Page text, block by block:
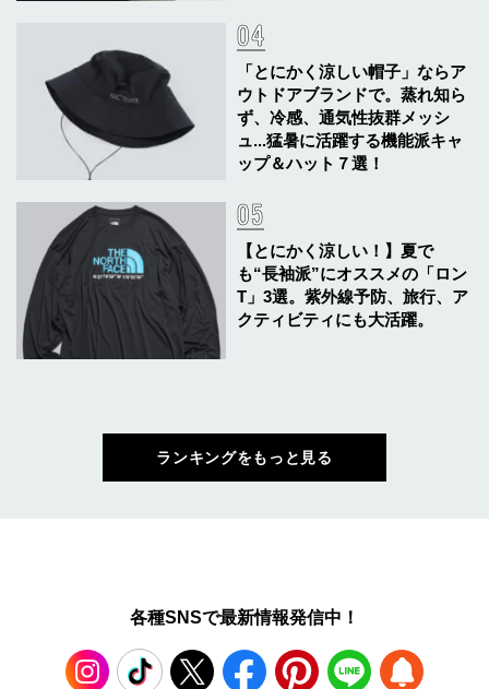
「とにかく涼しい帽子」ならア
ウトドアブランドで。蒸れ知ら
ず、冷感、通気性抜群メッシ
ュ...猛暑に活躍する機能派キャ
ップ＆ハット７選！
【とにかく涼しい！】夏で
も“長袖派”にオススメの「ロン
T」3選。紫外線予防、旅行、ア
クティビティにも大活躍。
ランキングをもっと見る
各種SNSで最新情報発信中！